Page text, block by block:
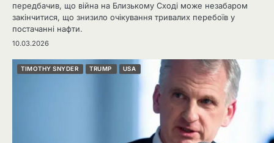
передбачив, що війна на Близькому Сході може незабаром
закінчитися, що знизило очікування тривалих перебоїв у
постачанні нафти.
10.03.2026
TIMOTHY SNYDER TRUMP USA